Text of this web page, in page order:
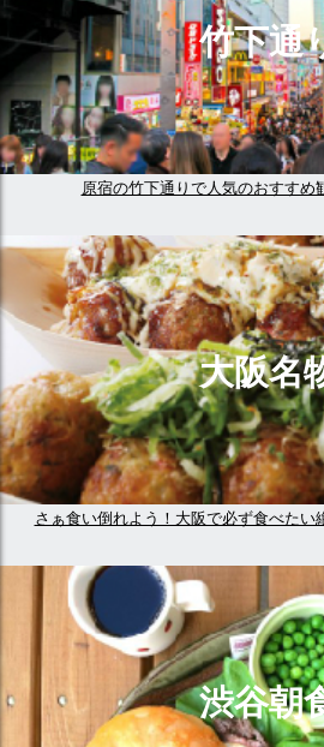
竹下通
原宿の竹下通りで人気のおすすめ
大阪名
さぁ食い倒れよう！大阪で必ず食べたい
渋谷朝